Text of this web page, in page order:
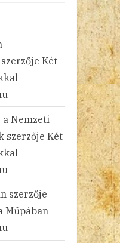
szerzője Két
–
a Nemzeti
szerzője Két
–
szerzője
Müpában –